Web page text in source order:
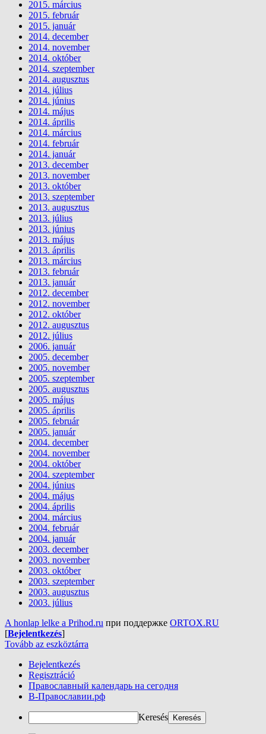
2015. március
2015. február
2015. január
2014. december
2014. november
2014. október
2014. szeptember
2014. augusztus
2014. július
2014. június
2014. május
2014. április
2014. március
2014. február
2014. január
2013. december
2013. november
2013. október
2013. szeptember
2013. augusztus
2013. július
2013. június
2013. május
2013. április
2013. március
2013. február
2013. január
2012. december
2012. november
2012. október
2012. augusztus
2012. július
2006. január
2005. december
2005. november
2005. szeptember
2005. augusztus
2005. május
2005. április
2005. február
2005. január
2004. december
2004. november
2004. október
2004. szeptember
2004. június
2004. május
2004. április
2004. március
2004. február
2004. január
2003. december
2003. november
2003. október
2003. szeptember
2003. augusztus
2003. július
A honlap lelke a Prihod.ru при поддержке ORTOX.RU
[Bejelentkezés]
Tovább az eszköztárra
Bejelentkezés
Regisztráció
Православный календарь на сегодня
В-Православии.рф
Keresés